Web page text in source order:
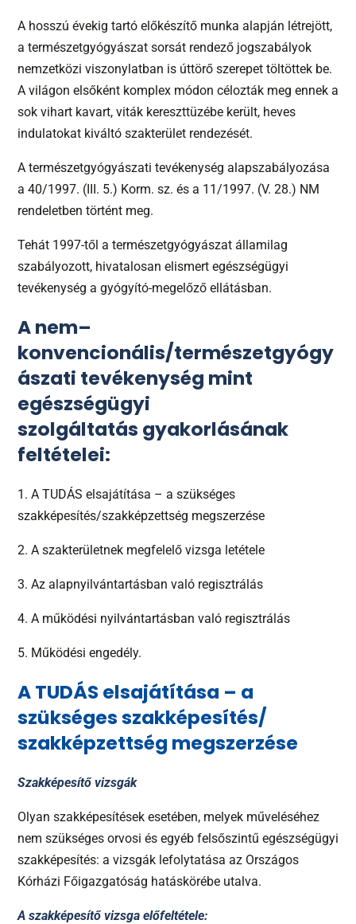
A hosszú évekig tartó előkészítő munka alapján létrejött,
a természetgyógyászat sorsát rendező jogszabályok
nemzetközi viszonylatban is úttörő szerepet töltöttek be.
A világon elsőként komplex módon célozták meg ennek a
sok vihart kavart, viták kereszttüzébe került, heves
indulatokat kiváltó szakterület rendezését.
A természetgyógyászati tevékenység alapszabályozása
a 40/1997. (III. 5.) Korm. sz. és a 11/1997. (V. 28.) NM
rendeletben történt meg.
Tehát 1997-től a természetgyógyászat államilag
szabályozott, hivatalosan elismert egészségügyi
tevékenység a gyógyító-megelőző ellátásban.
A nem–
konvencionális/természetgyógy
ászati tevékenység mint
egészségügyi
szolgáltatás gyakorlásának
feltételei:
1. A TUDÁS elsajátítása – a szükséges
szakképesítés/szakképzettség megszerzése
2. A szakterületnek megfelelő vizsga letétele
3. Az alapnyilvántartásban való regisztrálás
4. A működési nyilvántartásban való regisztrálás
5. Működési engedély.
A TUDÁS elsajátítása – a
szükséges szakképesítés/
szakképzettség megszerzése
Szakképesítő vizsgák
Olyan szakképesítések esetében, melyek műveléséhez
nem szükséges orvosi és egyéb felsőszintű egészségügyi
szakképesítés: a vizsgák lefolytatása az Országos
Kórházi Főigazgatóság hatáskörébe utalva.
A szakképesítő vizsga előfeltétele: